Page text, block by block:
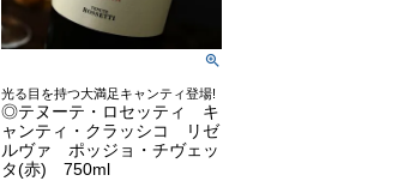
光る目を持つ大満足キャンティ登場!
◎テヌーテ・ロセッティ キ
ャンティ・クラッシコ リゼ
ルヴァ ポッジョ・チヴェッ
タ(赤) 750ml